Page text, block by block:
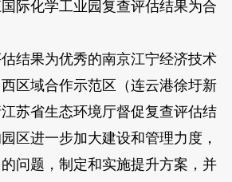
际化学工业园复查评估结果为合
果为优秀的南京江宁经济技术
区域合作示范区（连云港徐圩新
苏省生态环境厅督促复查评估结
区进一步加大建设和管理力度，
问题，制定和实施提升方案，并